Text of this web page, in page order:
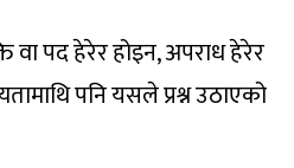
वा पद हेरेर होइन, अपराध हेरेर
पनि यसले प्रश्न उठाएको